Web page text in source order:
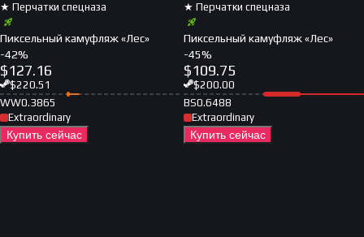
★ Перчатки спецназа
Пиксельный камуфляж «Лес»
-42%
$127.16
$220.51
WW0.3865
Extraordinary
Купить сейчас
★ Перчатки спецназа
Пиксельный камуфляж «Лес»
-45%
$109.75
$200.00
BS0.6488
Extraordinary
Купить сейчас